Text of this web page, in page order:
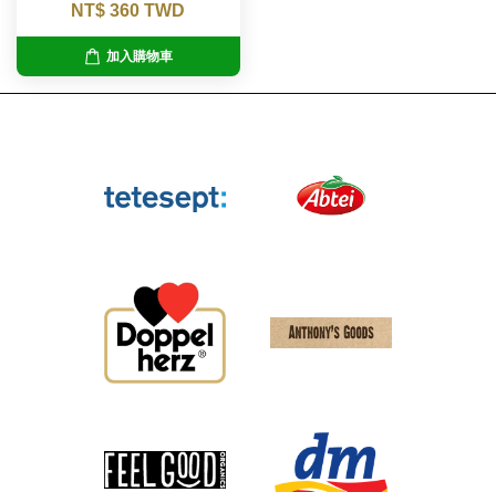
NT$ 360 TWD
加入購物車